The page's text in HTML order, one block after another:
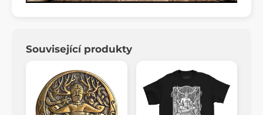
Související produkty